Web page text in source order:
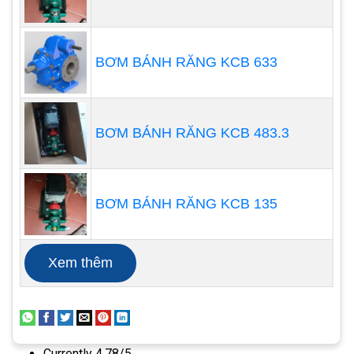
Nguyên lý hoạt động:
Bộ phận truyền động có chức năng truyền
chuyển động quay của động cơ sang chuyển
động của cánh bơm.
Lưu lượng bơm có thể thay đổi bằng tay nhờ
độ dài hành trình và tần số hành trình, đa số
được điều chỉnh bằng nút vặn.
thể được dùng thay cho nút vặn, nhất là tại
các vị trí mà lưu lượng cần phải tương ứng với
BƠM BÁNH RĂNG KCB 633
BƠM BÁNH RĂNG KCB 483.3
BƠM BÁNH RĂNG KCB 135
Xem thêm